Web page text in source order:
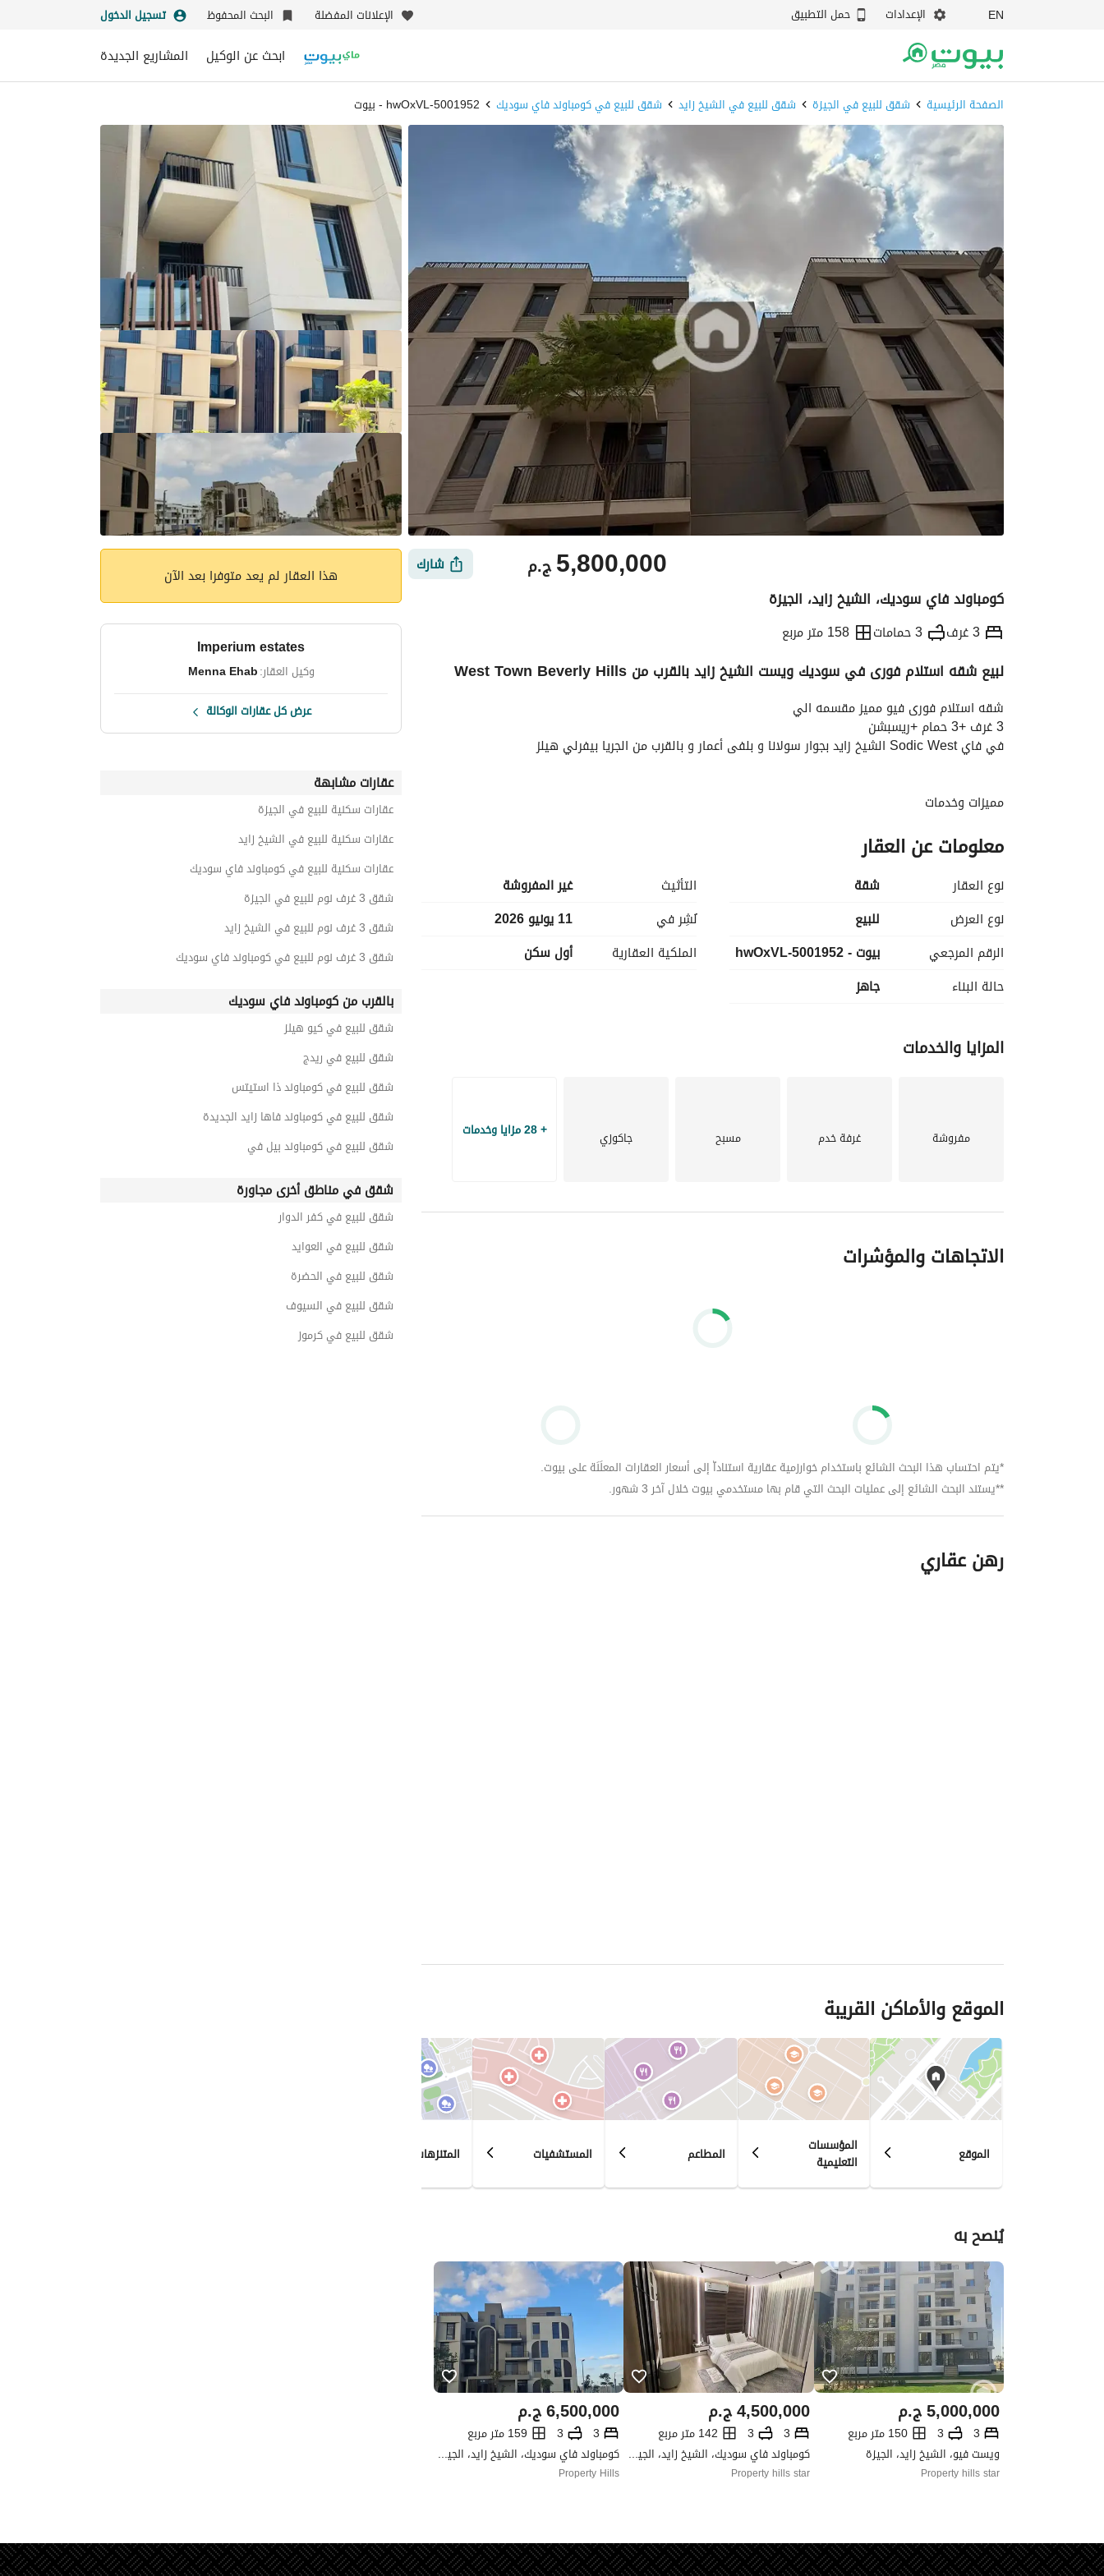
EN الإعدادات حمل التطبيق الإعلانات المفضلة البحث المحفوظ تسجيل الدخول
ابحث عن الوكيل المشاريع الجديدة
الصفحة الرئيسية شقق للبيع في الجيزة شقق للبيع في الشيخ زايد شقق للبيع في كومباوند فاي سوديك 5001952-hwOxVL - بيوت
ج.م5,800,000 شارك
كومباوند فاي سوديك، الشيخ زايد، الجيزة
3 غرف 3 حمامات 158 متر مربع
التفاصيل الاتجاهات والمؤشرات
لبيع شقه استلام فورى في سوديك ويست الشيخ زايد بالقرب من West Town Beverly Hills
شقه استلام فورى فيو مميز مقسمه الي
3 غرف +3 حمام +ريسبشن
في فاي Sodic West الشيخ زايد بجوار سولانا و بلفى أعمار و بالقرب من الجريا بيفرلي هيلز
مميزات وخدمات
مدرسه دوليه
مول تجاري
مطاعم وكافيهات
بحيرات ومساحات خضراء
لوكيشن
بجوار بلفي اعمار وسولانا
دقائق من أركان بلازا
سوديك ويست
معلومات عن العقار
نوع العقار
شقة
نوع العرض
للبيع
الرقم المرجعي
بيوت - 5001952-hwOxVL
حالة البناء
جاهز
التأثيث
غير المفروشة
نُشِر في
11 يونيو 2026
الملكية العقارية
أول سكن
المزايا والخدمات
مفروشة غرفة خدم مسبح جاكوزي + 28 مزايا وخدمات
الاتجاهات والمؤشرات
*يتم احتساب هذا البحث الشائع باستخدام خوارزمية عقارية استناداّ إلى أسعار العقارات المعلَنَة على بيوت.
**يستند البحث الشائع إلى عمليات البحث التي قام بها مستخدمي بيوت خلال آخر 3 شهور.
رهن عقاري
الموقع والأماكن القريبة
الموقع المؤسسات
التعليمية المطاعم المستشفيات المتنزهات
يُنصح به
ج.م5,000,000
3
3
150 متر مربع
ويست فيو، الشيخ زايد، الجيزة
Property hills star
ج.م4,500,000
3
3
142 متر مربع
كومباوند فاي سوديك، الشيخ زايد، الجيزة
Property hills star
ج.م6,500,000
3
3
159 متر مربع
كومباوند فاي سوديك، الشيخ زايد، الجيزة
Property Hills
هذا العقار لم يعد متوفرا بعد الآن
Imperium estates
وكيل العقار:Menna Ehab
عرض كل عقارات الوكالة
عقارات مشابهة
عقارات سكنية للبيع في الجيزة
عقارات سكنية للبيع في الشيخ زايد
عقارات سكنية للبيع في كومباوند فاي سوديك
شقق 3 غرف نوم للبيع في الجيزة
شقق 3 غرف نوم للبيع في الشيخ زايد
شقق 3 غرف نوم للبيع في كومباوند فاي سوديك
بالقرب من كومباوند فاي سوديك
شقق للبيع في كيو هيلز
شقق للبيع في ريدج
شقق للبيع في كومباوند ذا استيتس
شقق للبيع في كومباوند فاها زايد الجديدة
شقق للبيع في كومباوند بيل في
شقق في مناطق أخرى مجاورة
شقق للبيع في كفر الدوار
شقق للبيع في العوايد
شقق للبيع في الحضرة
شقق للبيع في السيوف
شقق للبيع في كرموز